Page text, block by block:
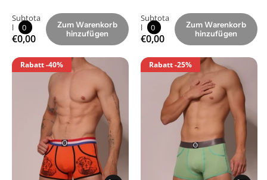
Subtota
l
0
€0,00
Zum Warenkorb
hinzufügen
Subtota
l
0
€0,00
Zum Warenkorb
hinzufügen
Rabatt-40% Rabatt-25%